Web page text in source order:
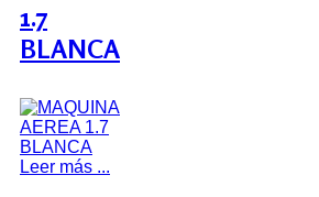
1.7
BLANCA
Leer más ...